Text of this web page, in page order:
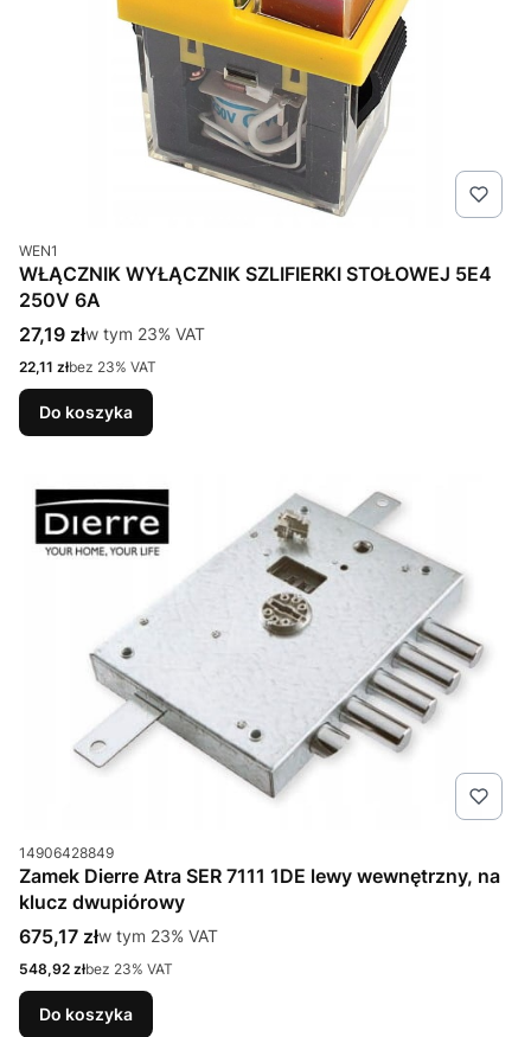
Kod produktu
WEN1
WŁĄCZNIK WYŁĄCZNIK SZLIFIERKI STOŁOWEJ 5E4
250V 6A
Cena brutto
27,19 złw tym %s VAT
w tym 23% VAT
Cena netto
22,11 złbez 23% VAT
Do koszyka
Kod produktu
14906428849
Zamek Dierre Atra SER 7111 1DE lewy wewnętrzny, na
klucz dwupiórowy
Cena brutto
675,17 złw tym %s VAT
w tym 23% VAT
Cena netto
548,92 złbez 23% VAT
Do koszyka